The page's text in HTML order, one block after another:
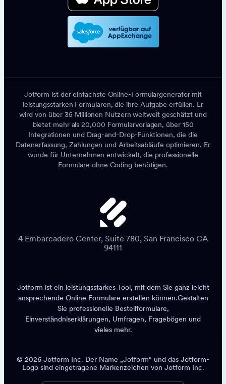
Jotform ist der einfachste Online-Formulargenerator mit
leistungsstarken Formularen, die ihre Aufgabe erfüllen. Er
wird von über 35 Millionen Nutzern weltweit geschätzt und
bietet mehr als 20,000 Formularvorlagen, über 150
Integrationen und Drag-and-Drop-Funktionen, die die
Datenerfassung, Zahlungen und Arbeitsabläufe optimieren. Er
wurde für Unternehmen entwickelt, die professionelle
Formulare ohne Coding benötigen.
4 Embarcadero Center, Suite 780, San Francisco CA
94111
Jotform ist ein leistungsstarkes Tool, mit dem Sie ganz leicht
ansprechende Online Formulare erstellen können.Gestalten
Sie professionelle Bestellformulare,
Einverständniserklärungen, Umfragen, Fragebögen und
vieles mehr.
© 2026 Jotform Inc. Der Name „Jotform“ und das Jotform-
Logo sind eingetragene Markenzeichen von Jotform Inc.